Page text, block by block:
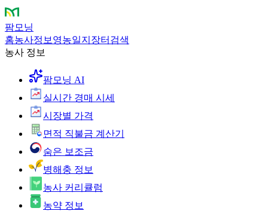
팜모닝
홈농사정보 영농일지 장터 검색
농사 정보
팜모닝 AI
실시간 경매 시세
시장별 가격
면적 직불금 계산기
숨은 보조금
병해충 정보
농사 커리큘럼
농약 정보